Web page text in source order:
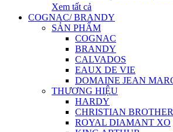
Xem tất cả
COGNAC/ BRANDY
SẢN PHẨM
COGNAC
BRANDY
CALVADOS
EAUX DE VIE
DOMAINE JEAN
THƯƠNG HIỆU
HARDY
CHRISTIAN BROTHER
ROYAL DIAMANT XO